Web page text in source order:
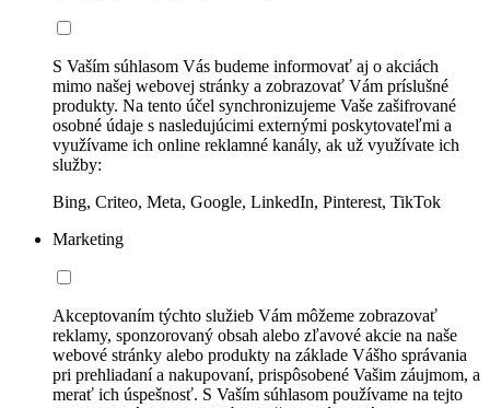
S Vaším súhlasom Vás budeme informovať aj o akciách
mimo našej webovej stránky a zobrazovať Vám príslušné
produkty. Na tento účel synchronizujeme Vaše zašifrované
osobné údaje s nasledujúcimi externými poskytovateľmi a
využívame ich online reklamné kanály, ak už využívate ich
služby:
Bing, Criteo, Meta, Google, LinkedIn, Pinterest, TikTok
Marketing
Akceptovaním týchto služieb Vám môžeme zobrazovať
reklamy, sponzorovaný obsah alebo zľavové akcie na naše
webové stránky alebo produkty na základe Vášho správania
pri prehliadaní a nakupovaní, prispôsobené Vašim záujmom, a
merať ich úspešnosť. S Vaším súhlasom používame na tejto